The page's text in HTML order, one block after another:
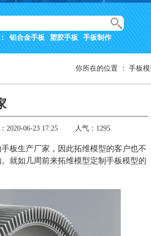
铝合金手板 塑胶手板 手板制作
你所在的位置 ： 手板
2020-06-23 17:25 人气：1295
板生产厂家，因此拓维模型的客户也不
就如几周前来拓维模型定制手板模型的